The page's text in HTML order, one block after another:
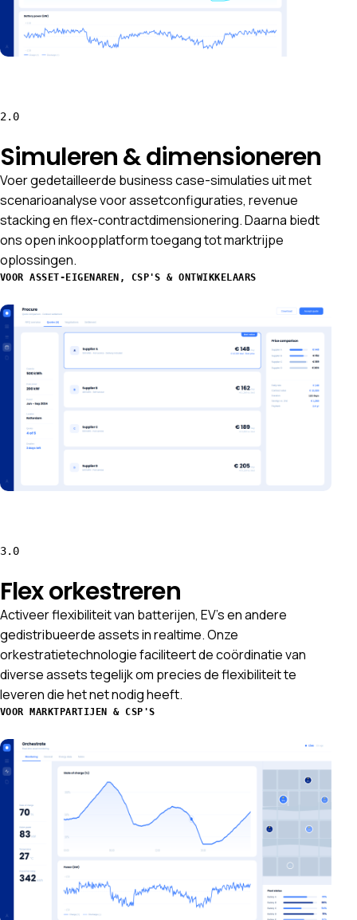
2.0
Simuleren & dimensioneren
Voer gedetailleerde business case-simulaties uit met
scenarioanalyse voor assetconfiguraties, revenue
stacking en flex-contractdimensionering. Daarna biedt
ons open inkoopplatform toegang tot marktrijpe
oplossingen.
VOOR ASSET-EIGENAREN, CSP'S & ONTWIKKELAARS
3.0
Flex orkestreren
Activeer flexibiliteit van batterijen, EV's en andere
gedistribueerde assets in realtime. Onze
orkestratietechnologie faciliteert de coördinatie van
diverse assets tegelijk om precies de flexibiliteit te
leveren die het net nodig heeft.
VOOR MARKTPARTIJEN & CSP'S